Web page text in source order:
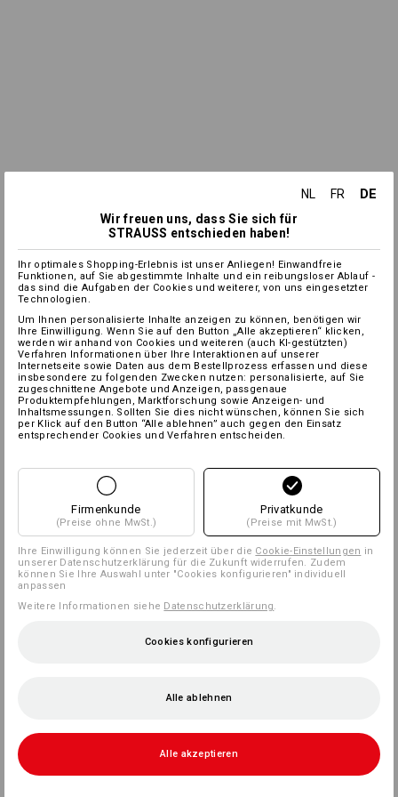
NL FR DE
Wir freuen uns, dass Sie sich für
STRAUSS entschieden haben!
Ihr optimales Shopping-Erlebnis ist unser Anliegen! Einwandfreie
Funktionen, auf Sie abgestimmte Inhalte und ein reibungsloser Ablauf -
das sind die Aufgaben der Cookies und weiterer, von uns eingesetzter
Technologien.
Um Ihnen personalisierte Inhalte anzeigen zu können, benötigen wir
Ihre Einwilligung. Wenn Sie auf den Button „Alle akzeptieren“ klicken,
werden wir anhand von Cookies und weiteren (auch KI-gestützten)
Verfahren Informationen über Ihre Interaktionen auf unserer
Internetseite sowie Daten aus dem Bestellprozess erfassen und diese
insbesondere zu folgenden Zwecken nutzen: personalisierte, auf Sie
zugeschnittene Angebote und Anzeigen, passgenaue
Produktempfehlungen, Marktforschung sowie Anzeigen- und
Inhaltsmessungen. Sollten Sie dies nicht wünschen, können Sie sich
per Klick auf den Button “Alle ablehnen” auch gegen den Einsatz
entsprechender Cookies und Verfahren entscheiden.
Firmenkunde
(Preise ohne MwSt.)
Privatkunde
(Preise mit MwSt.)
Ihre Einwilligung können Sie jederzeit über die Cookie-Einstellungen in
unserer Datenschutzerklärung für die Zukunft widerrufen. Zudem
können Sie Ihre Auswahl unter "Cookies konfigurieren" individuell
anpassen
Weitere Informationen siehe Datenschutzerklärung.
Cookies konfigurieren
Alle ablehnen
Alle akzeptieren